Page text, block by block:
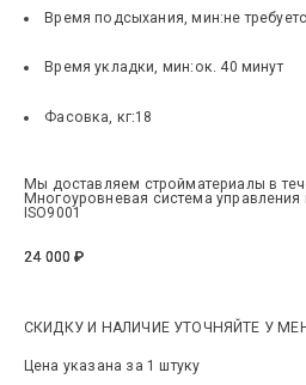
Время подсыхания, мин:не
Время укладки, мин: ок. 40 минут
Фасовка, кг:18
Мы доставляем стройматериалы в
Многоуровневая система управления
ISO9001
24 000₽
СКИДКУ И НАЛИЧИЕ УТОЧНЯЙТЕ У
Цена указана за 1 штуку